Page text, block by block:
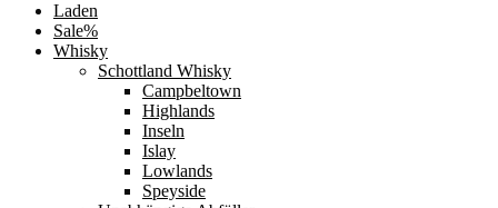
Laden
Sale%
Whisky
Schottland Whisky
Campbeltown
Highlands
Inseln
Islay
Lowlands
Speyside